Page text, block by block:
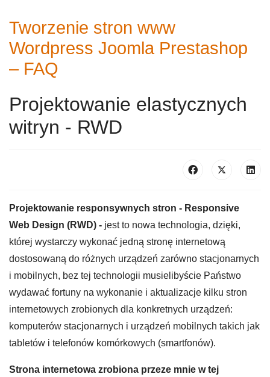
Tworzenie stron www
Wordpress Joomla Prestashop
– FAQ
Projektowanie elastycznych
witryn - RWD
Projektowanie responsywnych stron - Responsive
Web Design (RWD) - jest to nowa technologia, dzięki,
której wystarczy wykonać jedną stronę internetową
dostosowaną do różnych urządzeń zarówno stacjonarnych
i mobilnych, bez tej technologii musielibyście Państwo
wydawać fortuny na wykonanie i aktualizacje kilku stron
internetowych zrobionych dla konkretnych urządzeń:
komputerów stacjonarnych i urządzeń mobilnych takich jak
tabletów i telefonów komórkowych (smartfonów).
Strona internetowa zrobiona przeze mnie w tej